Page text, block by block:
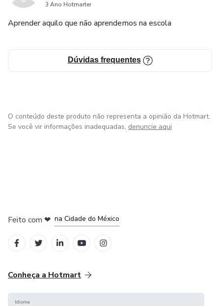
- E muito mais!
mergulhar no universo dos infoprodutos. Você descobrirá
como o ChatGPT pode ser seu aliado em todo o processo
da venda de um produto online.
- Descoberta de nicho e avatar
- Criar uma copy/carta de vendas
- Criar um criativo para anúncios
- E muito mais!
Vamos embarcar na aventura mais fascinante da sua
3 Ano Hotmarter
Aprender aquilo que não aprendemos na escola
Dúvidas frequentes
O conteúdo deste produto não representa a opinião da Hotmart.
Se você vir informações inadequadas, denuncie aqui
Feito com ❤ na Cidade do México
Conheça a Hotmart
Idioma